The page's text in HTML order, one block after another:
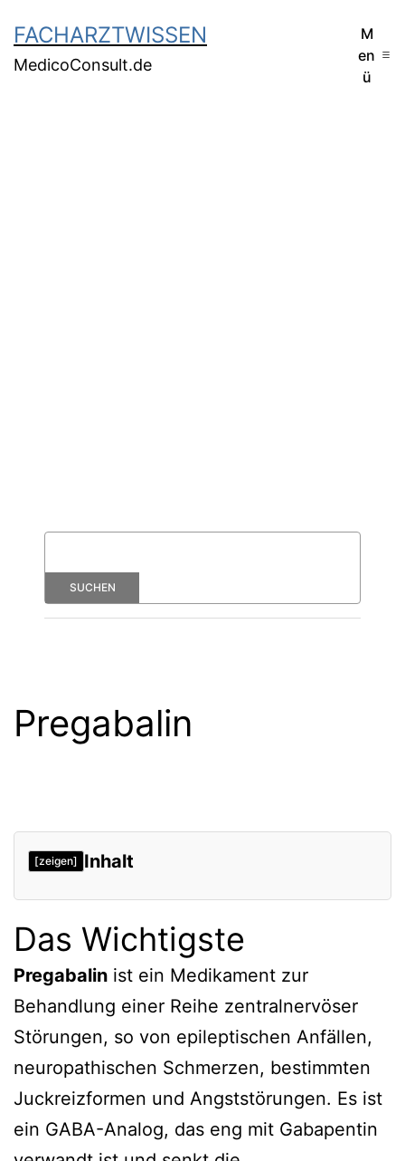
FACHARZTWISSEN
MedicoConsult.de
M
en
ü
Pregabalin
[zeigen] Inhalt
Das Wichtigste
Pregabalin ist ein Medikament zur
Behandlung einer Reihe zentralnervöser
Störungen, so von epileptischen Anfällen,
neuropathischen Schmerzen, bestimmten
Juckreizformen und Angststörungen. Es ist
ein GABA-Analog, das eng mit Gabapentin